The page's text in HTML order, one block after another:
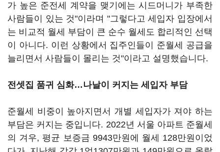
가 높은 준전세 계약을 맺기에는 시드머니가 부족한
사람들이 있는 것"이라며 "그렇다고 세입자 입장에서
는 비교적 월세 부담이 큰 순수 월세도 합리적인 선택
이 아니다. 이런 상황에서 집주인들이 준월세 공급을
늘리면서 사람들이 몰리는 것"이라고 설명했습니다.
전셋집 품귀 심화…나날이 커지는 세입자 부담
준월세 비중이 높아지면서 개별 세입자가 져야 하는
부담은 커지는 중입니다. 2022년 서울 아파트 준월세
의 겨우, 평균 보증금 9943만원에 월세 128만원이었